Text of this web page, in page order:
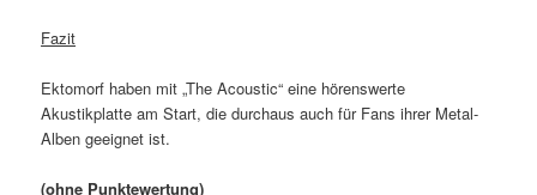
Fazit
Ektomorf haben mit „The Acoustic“ eine hörenswerte
Akustikplatte am Start, die durchaus auch für Fans ihrer Metal-
Alben geeignet ist.
(ohne Punktewertung)